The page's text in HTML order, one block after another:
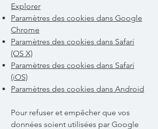
Explorer
Paramètres des cookies dans Google
Chrome
Paramètres des cookies dans Safari
(OS X)
Paramètres des cookies dans Safari
(iOS)
Paramètres des cookies dans Android
Pour refuser et empêcher que vos
données soient utilisées par Google